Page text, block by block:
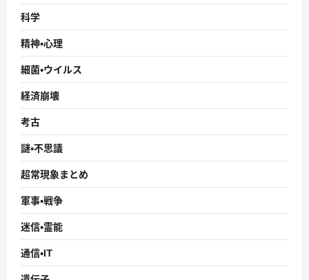
科学
精神・心理
細菌・ウイルス
経済崩壊
考古
謎・不思議
超常現象まとめ
軍事・戦争
迷信・霊能
通信・IT